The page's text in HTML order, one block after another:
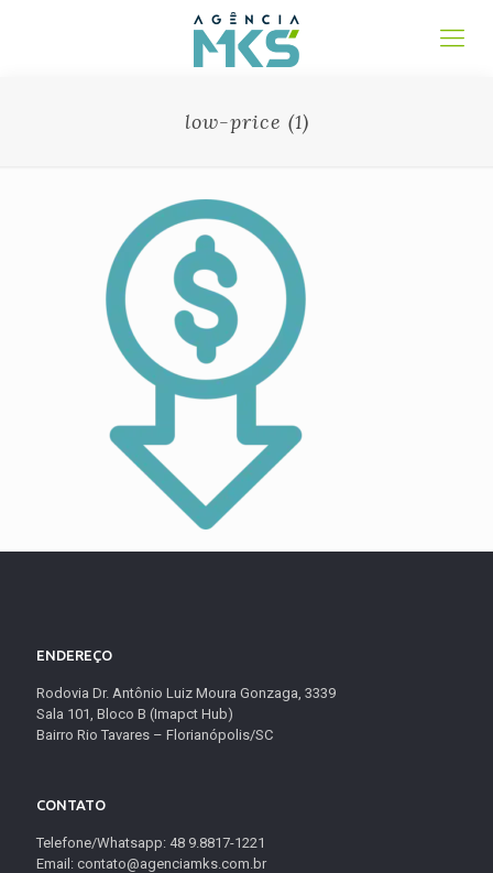
low-price (1)
ENDEREÇO
Rodovia Dr. Antônio Luiz Moura Gonzaga, 3339
Sala 101, Bloco B (Imapct Hub)
Bairro Rio Tavares – Florianópolis/SC
CONTATO
Telefone/Whatsapp: 48 9.8817-1221
Email: contato@agenciamks.com.br